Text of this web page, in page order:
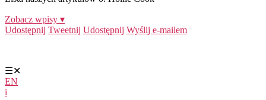
Zobacz wpisy ▾
Udostępnij Tweetnij Udostępnij Wyślij e-mailem
☰✕
EN
i